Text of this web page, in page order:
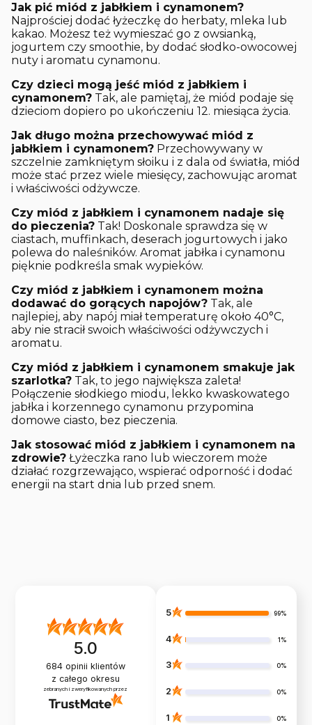
Jak pić miód z jabłkiem i cynamonem?
Najprościej dodać łyżeczkę do herbaty, mleka lub
kakao. Możesz też wymieszać go z owsianką,
jogurtem czy smoothie, by dodać słodko-owocowej
nuty i aromatu cynamonu.
Czy dzieci mogą jeść miód z jabłkiem i
cynamonem? Tak, ale pamiętaj, że miód podaje się
dzieciom dopiero po ukończeniu 12. miesiąca życia.
Jak długo można przechowywać miód z
jabłkiem i cynamonem? Przechowywany w
szczelnie zamkniętym słoiku i z dala od światła, miód
może stać przez wiele miesięcy, zachowując aromat
i właściwości odżywcze.
Czy miód z jabłkiem i cynamonem nadaje się
do pieczenia? Tak! Doskonale sprawdza się w
ciastach, muffinkach, deserach jogurtowych i jako
polewa do naleśników. Aromat jabłka i cynamonu
pięknie podkreśla smak wypieków.
Czy miód z jabłkiem i cynamonem można
dodawać do gorących napojów? Tak, ale
najlepiej, aby napój miał temperaturę około 40°C,
aby nie stracił swoich właściwości odżywczych i
aromatu.
Czy miód z jabłkiem i cynamonem smakuje jak
szarlotka? Tak, to jego największa zaleta!
Połączenie słodkiego miodu, lekko kwaskowatego
jabłka i korzennego cynamonu przypomina
domowe ciasto, bez pieczenia.
Jak stosować miód z jabłkiem i cynamonem na
zdrowie? Łyżeczka rano lub wieczorem może
działać rozgrzewająco, wspierać odporność i dodać
energii na start dnia lub przed snem.
5.0
684opinii klientów
z całego okresu
zebranych i zweryfikowanych przez
5 99%
4 1%
3 0%
2 0%
1 0%